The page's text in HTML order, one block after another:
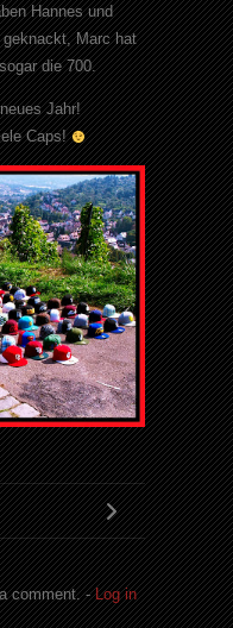
Hannes und
Marc hat
die 700.
Jahr!
Caps!
comment. -Log in